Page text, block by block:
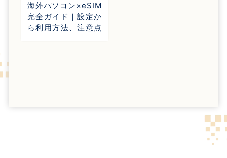
海外パソコン×eSIM
完全ガイド｜設定か
ら利用方法、注意点